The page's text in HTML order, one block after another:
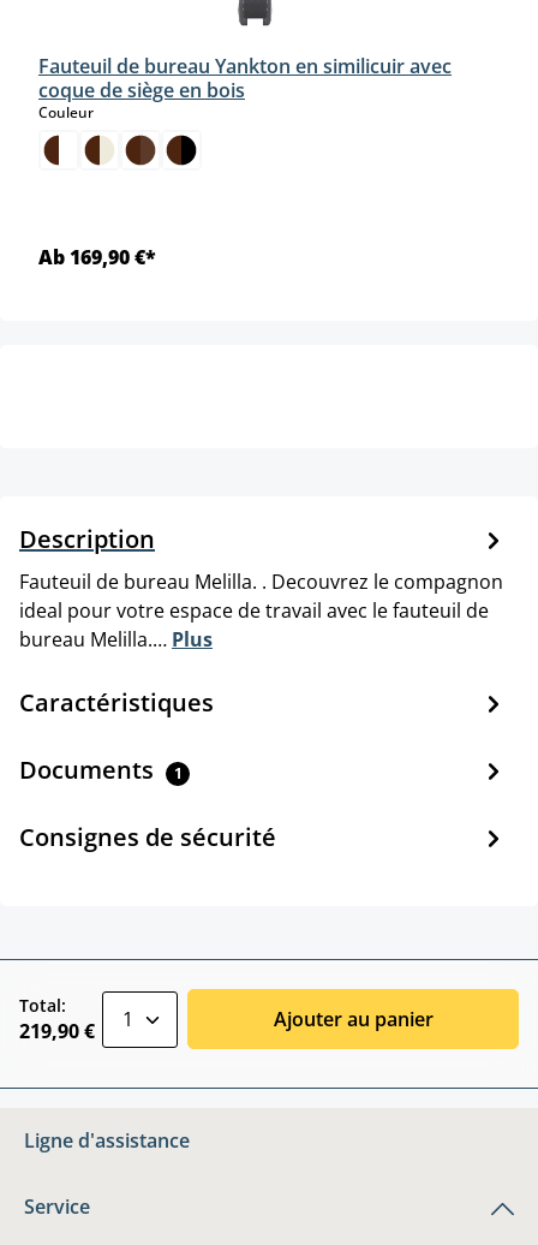
Fauteuil de bureau Yankton en similicuir avec
coque de siège en bois
Couleurselect
Ab 169,90 €*
Description
Fauteuil de bureau Melilla. . Decouvrez le compagnon
ideal pour votre espace de travail avec le fauteuil de
bureau Melilla.… Plus
Caractéristiques
Documents 1
Consignes de sécurité
Total:
219,90 € Ajouter au panier
Ligne d'assistance
Service